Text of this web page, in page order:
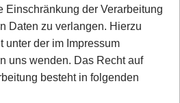
Einschränkung der Verarbeitung
Daten zu verlangen. Hierzu
der im Impressum
uns wenden. Das Recht auf
besteht in folgenden